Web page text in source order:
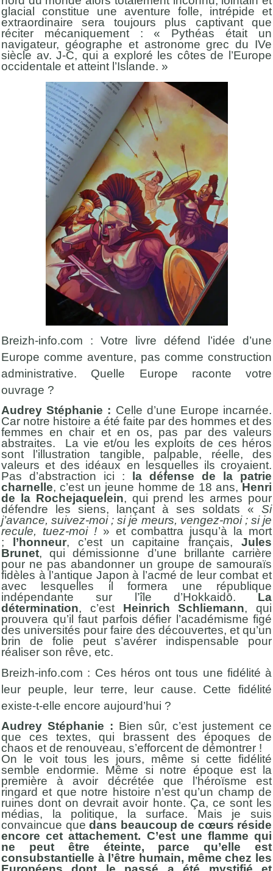
glacial constitue une aventure folle, intrépide et
extraordinaire sera toujours plus captivant que
réciter mécaniquement : « Pythéas était un
navigateur, géographe et astronome grec du IVe
siècle av. J-C, qui a exploré les côtes de l’Europe
occidentale et atteint l’Islande. »
Breizh-info.com : Votre livre défend l’idée d’une
Europe comme aventure, pas comme construction
administrative. Quelle Europe raconte votre
ouvrage ?
Audrey Stéphanie : Celle d’une Europe incarnée.
Car notre histoire a été faite par des hommes et des
femmes en chair et en os, pas par des valeurs
abstraites. La vie et/ou les exploits de ces héros
sont l’illustration tangible, palpable, réelle, des
valeurs et des idéaux en lesquelles ils croyaient.
Pas d’abstraction ici :
la défense de la patrie
charnelle, c’est un jeune homme de 18 ans, Henri
de la Rochejaquelein, qui prend les armes pour
défendre les siens, lançant à ses soldats « Si
j’avance, suivez-moi ; si je meurs, vengez-moi ; si je
recule, tuez-moi !» et combattra jusqu’à la mort
; l’honneur, c’est un capitaine français,Jules
Brunet, qui démissionne d’une brillante carrière
pour ne pas abandonner un groupe de samouraïs
fidèles à l’antique Japon à l’acmé de leur combat et
avec lesquelles il formera une république
indépendante sur l’île d’Hokkaidō. La
détermination, c’est Heinrich Schliemann, qui
prouvera qu’il faut parfois défier l’académisme figé
des universités pour faire des découvertes, et qu’un
brin de folie peut s’avérer indispensable pour
réaliser son rêve, etc.
Breizh-info.com : Ces héros ont tous une fidélité à
leur peuple, leur terre, leur cause. Cette fidélité
existe-t-elle encore aujourd’hui ?
Audrey Stéphanie : Bien sûr, c’est justement ce
que ces textes, qui brassent des époques de
chaos et de renouveau, s’efforcent de démontrer !
On le voit tous les jours, même si cette fidélité
semble endormie. Même si notre époque est la
première à avoir décrétée que l’héroïsme est
ringard et que notre histoire n’est qu’un champ de
ruines dont on devrait avoir honte. Ça, ce sont les
médias, la politique, la surface. Mais je suis
convaincue que dans beaucoup de cœurs réside
encore cet attachement. C’est une flamme qui
ne peut être éteinte, parce qu’elle est
consubstantielle à l’être humain, même chez les